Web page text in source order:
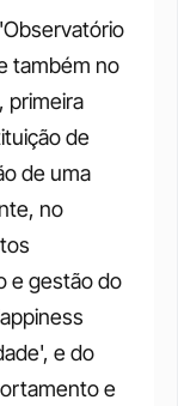
também no
primeira
de
de uma
no
e gestão do
e do
e